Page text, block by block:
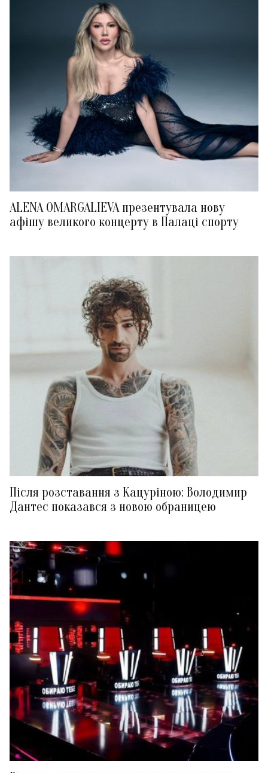
ALENA OMARGALIEVA презентувала нову
афішу великого концерту в Палаці спорту
Після розставання з Кацуріною: Володимир
Дантес показався з новою обраницею